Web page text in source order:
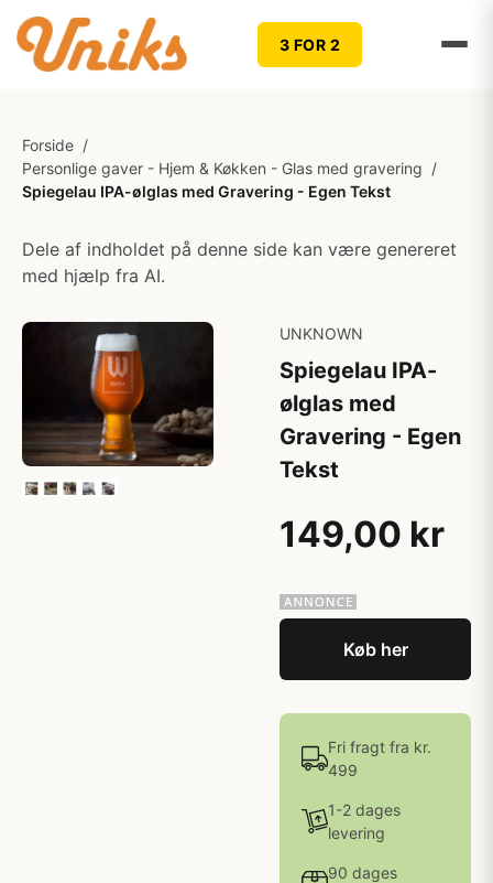
3 FOR 2
Forside /
Personlige gaver - Hjem & Køkken - Glas med gravering /
Spiegelau IPA-ølglas med Gravering - Egen Tekst
Dele af indholdet på denne side kan være genereret
med hjælp fra AI.
UNKNOWN
Spiegelau IPA-
ølglas med
Gravering - Egen
Tekst
149,00 kr
Køb her
Fri fragt fra kr.
499
1-2 dages
levering
90 dages